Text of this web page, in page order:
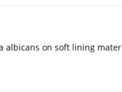
on soft lining